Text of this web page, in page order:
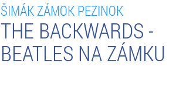
ŠIMÁK ZÁMOK PEZINOK
THE BACKWARDS -
BEATLES NA ZÁMKU